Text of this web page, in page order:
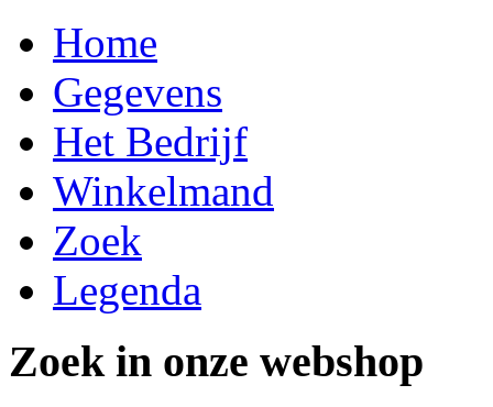
Home
Gegevens
Het Bedrijf
Winkelmand
Zoek
Legenda
Zoek in onze webshop